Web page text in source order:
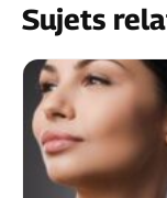
Sujets